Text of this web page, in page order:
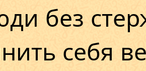
без
себя